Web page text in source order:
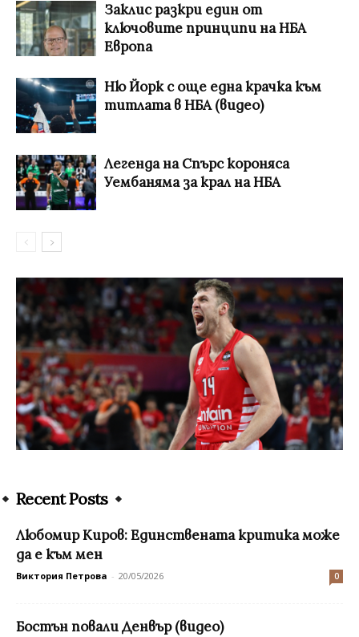
Заклис разкри един от
ключовите принципи на НБА
Европа
Ню Йорк с още една крачка към
титлата в НБА (видео)
Легенда на Спърс короняса
Уембаняма за крал на НБА
Recent Posts
Любомир Киров: Единствената критика може
да е към мен
Виктория Петрова - 20/05/2026 0
Бостън повали Денвър (видео)